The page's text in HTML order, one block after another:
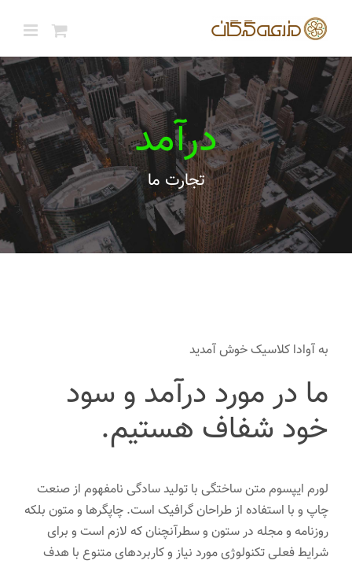
محتوا
درآمد
تجارت ما
به آوادا کلاسیک خوش آمدید
ما در مورد درآمد و سود
خود شفاف هستیم.
لورم ایپسوم متن ساختگی با تولید سادگی نامفهوم از صنعت
چاپ و با استفاده از طراحان گرافیک است. چاپگرها و متون بلکه
روزنامه و مجله در ستون و سطرآنچنان که لازم است و برای
شرایط فعلی تکنولوژی مورد نیاز و کاربردهای متنوع با هدف